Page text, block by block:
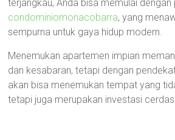
terjangkau, Anda bisa memulai
condominiomonacobarra, yang
sempurna untuk gaya hidup modern.
Menemukan apartemen impian
dan kesabaran, tetapi dengan
akan bisa menemukan tempat yang
tetapi juga merupakan investasi